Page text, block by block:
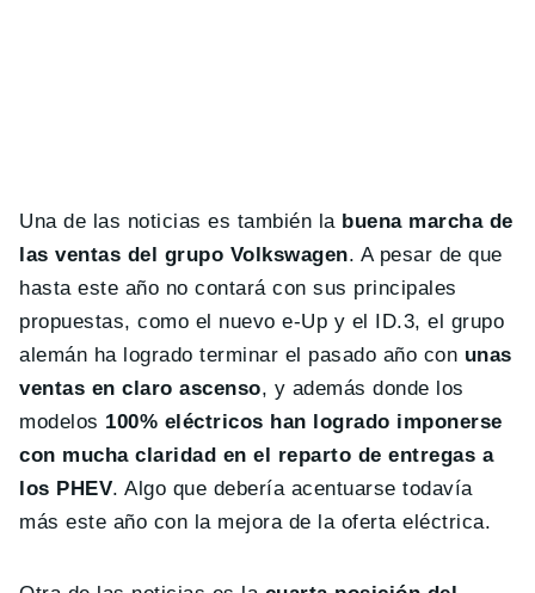
Una de las noticias es también la buena marcha de
las ventas del grupo Volkswagen. A pesar de que
hasta este año no contará con sus principales
propuestas, como el nuevo e-Up y el ID.3, el grupo
alemán ha logrado terminar el pasado año con unas
ventas en claro ascenso, y además donde los
modelos 100% eléctricos han logrado imponerse
con mucha claridad en el reparto de entregas a
los PHEV. Algo que debería acentuarse todavía
más este año con la mejora de la oferta eléctrica.